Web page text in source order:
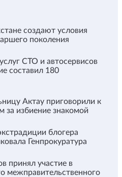
создают условия
поколения
СТО и автосервисов
составил 180
Актау приговорили к
избиение знакомой
блогера
Генпрокуратура
принял участие в
межправительственного